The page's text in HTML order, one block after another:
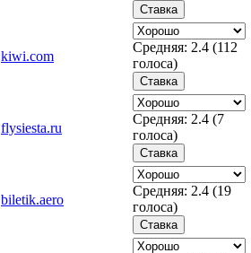
kiwi.com
Средняя: 2.4 (112
голоса)
flysiesta.ru
Средняя: 2.4 (7
голоса)
biletik.aero
Средняя: 2.4 (19
голоса)